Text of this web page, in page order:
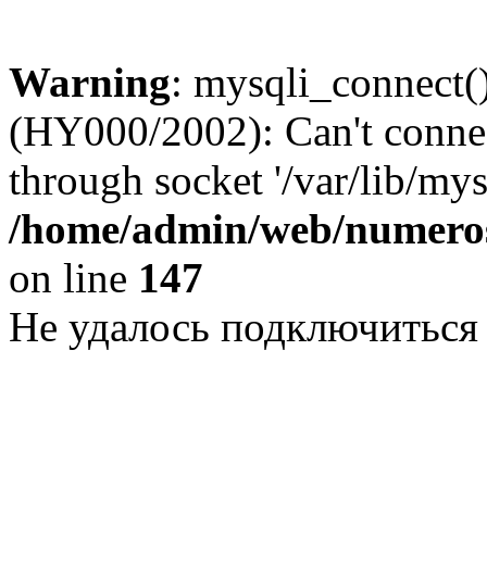
Warning:
(HY000/2002): Can't
through socket '/var/lib/
/home/admin/web/
on line 147
Не удалось